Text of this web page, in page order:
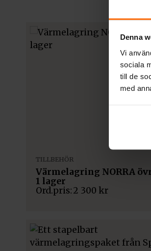
Denna
Vi
sociala
till de
med
TILLBEHÖR
Värmelagring NORRA
1 lager
2 300 kr